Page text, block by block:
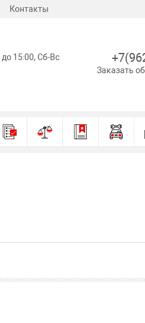
Контакты
до 15:00, Сб-Вс
Заказать